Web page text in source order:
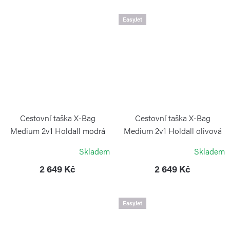
Cestovní taška X-Bag
Medium 2v1 Holdall modrá
Skladem
2 649 Kč
EasyJet
Cestovní taška X-Bag
Medium 2v1 Holdall olivová
Skladem
2 649 Kč
EasyJet